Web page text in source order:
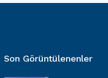
Son Görüntülenenler